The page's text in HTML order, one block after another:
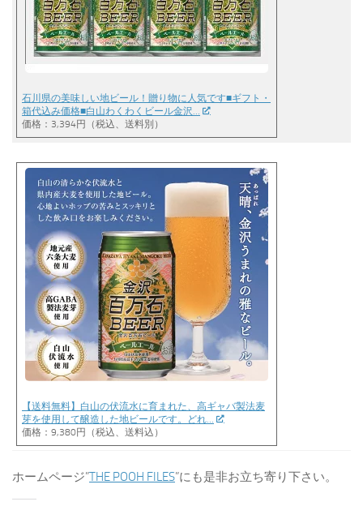
石川県の美味しい地ビール！贈り物に人気です■ギフト・
箱代込み価格■白山わくわくビール金沢…
価格：3,394円（税込、送料別）
【送料無料】白山の伏流水に育まれた、高ギャバ製法麦
芽を使用して醸造した地ビールです。どれ…
価格：9,380円（税込、送料込）
ホームページ”THE POOH FILES”にも是非お立ち寄り下さい。